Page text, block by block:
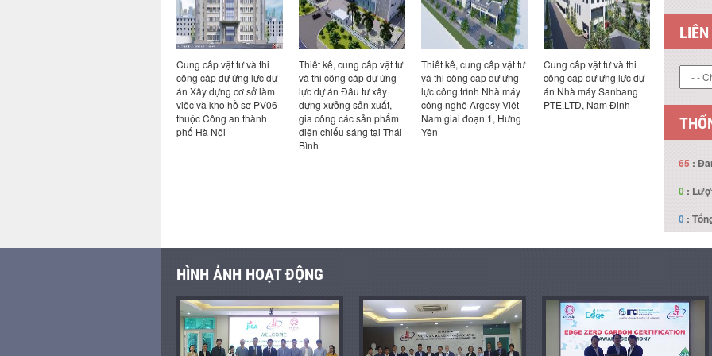
Cung cấp vật tư và thi
công cáp dự ứng lực dự
án Xây dựng cơ sở làm
việc và kho hồ sơ PV06
thuộc Công an thành
phố Hà Nội
Thiết kế, cung cấp vật tư
và thi công cáp dự ứng
lực dự án Đầu tư xây
dựng xưởng sản xuất,
gia công các sản phẩm
điện chiếu sáng tại Thái
Bình
Thiết kế, cung cấp vật tư
và thi công cáp dự ứng
lực công trình Nhà máy
công nghệ Argosy Việt
Nam giai đoạn 1, Hưng
Yên
Cung cấp vật tư và thi
công cáp dự ứng lực dự
án Nhà máy Sanbang
PTE.LTD, Nam Định
Thiết kế,
và thi
lực dự
xuất
0:
HÌNH ẢNH HOẠT ĐỘNG